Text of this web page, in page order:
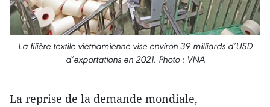
La filière textile vietnamienne vise environ 39 milliards d’USD
d’exportations en 2021. Photo : VNA
La reprise de la demande mondiale,